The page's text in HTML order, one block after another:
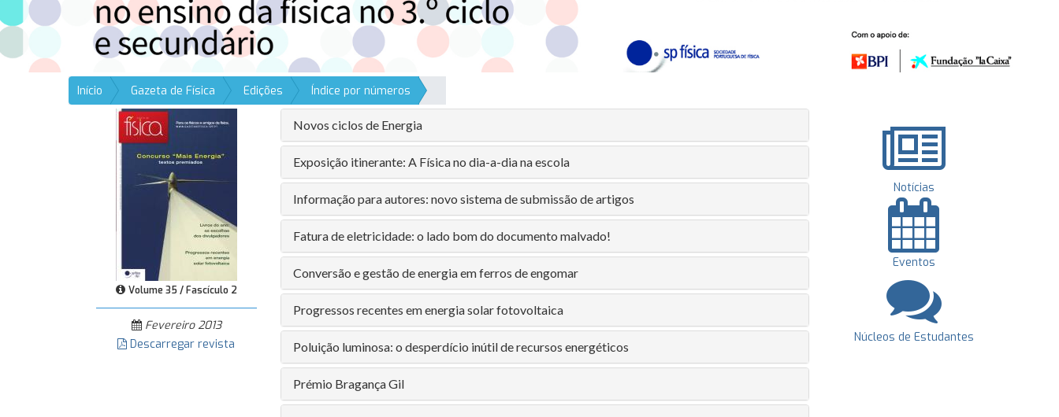
Início Gazeta de Física Edições Índice por números
Volume 35 / Fascículo 2
Fevereiro 2013
Descarregar revista
Novos ciclos de Energia
Exposição itinerante: A Física no dia-a-dia na escola
Informação para autores: novo sistema de submissão de artigos
Fatura de eletricidade: o lado bom do documento malvado!
Conversão e gestão de energia em ferros de engomar
Progressos recentes em energia solar fotovoltaica
Poluição luminosa: o desperdício inútil de recursos energéticos
Prémio Bragança Gil
Notícias
Eventos
Núcleos de Estudantes